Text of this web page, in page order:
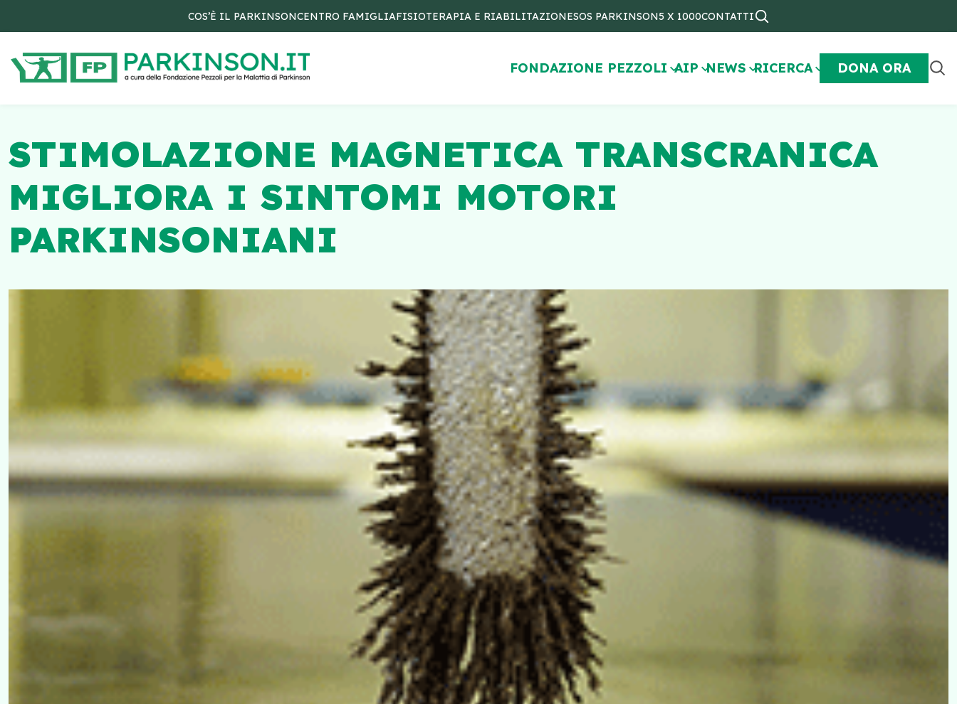
COS’È IL PARKINSONCENTRO FAMIGLIAFISIOTERAPIA E RIABILITAZIONESOS PARKINSON5 X 1000CONTATTI
FONDAZIONE PEZZOLI AIP NEWS RICERCA DONA ORA
STIMOLAZIONE MAGNETICA TRANSCRANICA
MIGLIORA I SINTOMI MOTORI
PARKINSONIANI